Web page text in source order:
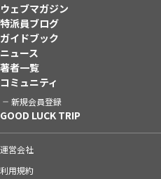
ウェブマガジン
特派員ブログ
ガイドブック
ニュース
著者一覧
コミュニティ
新規会員登録
GOOD LUCK TRIP
運営会社
利用規約